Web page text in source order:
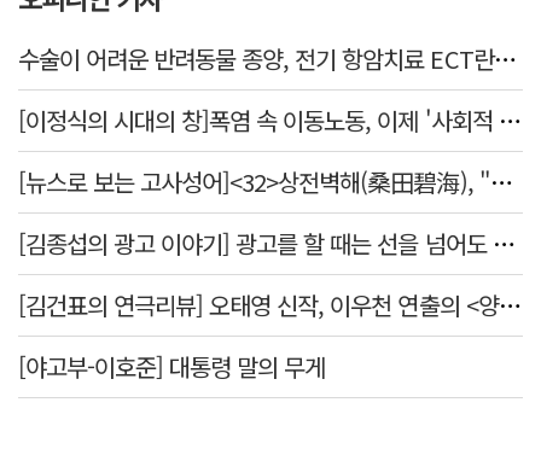
수술이 어려운 반려동물 종양, 전기 항암치료 ECT란? [반려동물 건강톡톡]
[이정식의 시대의 창]폭염 속 이동노동, 이제 '사회적 위험 관리'로 전환할 때
[뉴스로 보는 고사성어]<32>상전벽해(桑田碧海), "뽕나무밭이 푸른 바다가 되었다."
[김종섭의 광고 이야기] 광고를 할 때는 선을 넘어도 좋습니다.
[김건표의 연극리뷰] 오태영 신작, 이우천 연출의 <양은 양순하다>"국민을 온순한 양으로 길들이는 전체주의적 정치의 알레고리"
[야고부-이호준] 대통령 말의 무게